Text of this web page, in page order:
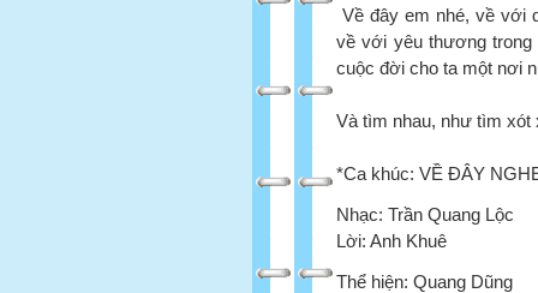
Về đây em nhé, về với
về với yêu thương
cuộc đời cho ta một nơi
Và tìm nhau, như tìm xót
*Ca khúc: VỀ ĐÂY
Nhạc: Trần Quang Lộc
Lời: Anh Khuê
Thể hiện: Quang Dũng